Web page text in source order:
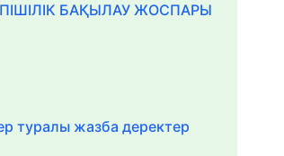
БАҚЫЛАУ ЖОСПАРЫ
туралы жазба деректер